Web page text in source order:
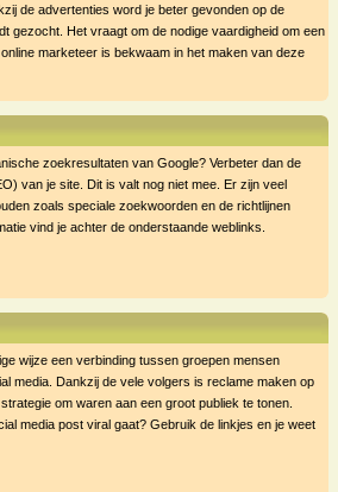
de advertenties word je beter gevonden op de
gezocht. Het vraagt om de nodige vaardigheid om een
marketeer is bekwaam in het maken van deze
zoekresultaten van Google? Verbeter dan de
van je site. Dit is valt nog niet mee. Er zijn veel
zoals speciale zoekwoorden en de richtlijnen
vind je achter de onderstaande weblinks.
wijze een verbinding tussen groepen mensen
media. Dankzij de vele volgers is reclame maken op
om waren aan een groot publiek te tonen.
media post viral gaat? Gebruik de linkjes en je weet